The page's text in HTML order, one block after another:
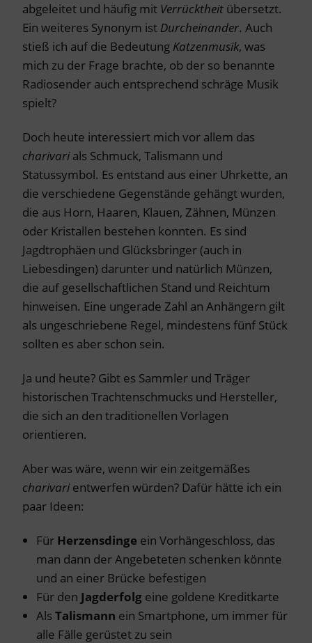
abgeleitet und häufig mit Verrücktheit übersetzt.
Ein weiteres Synonym ist Durcheinander. Auch
stieß ich auf die Bedeutung Katzenmusik, was
mich zu der Frage brachte, ob der so benannte
Radiosender auch entsprechend schräge Musik
spielt?
Doch heute interessiert mich vor allem das
charivarials Schmuck, Talismann und
Statussymbol. Es entstand aus einer Uhrkette, an
die verschiedene Gegenstände gehängt wurden,
die aus Horn, Haaren, Klauen, Zähnen, Münzen
oder Kristallen bestehen konnten. Es sind
Jagdtrophäen und Glücksbringer (auch in
Liebesdingen) darunter und natürlich Münzen,
die auf gesellschaftlichen Stand und Reichtum
hinweisen. Eine ungerade Zahl an Anhängern gilt
als ungeschriebene Regel, mindestens fünf Stück
sollten es aber schon sein.
Ja und heute? Gibt es Sammler und Träger
historischen Trachtenschmucks und Hersteller,
die sich an den traditionellen Vorlagen
orientieren.
Aber was wäre, wenn wir ein zeitgemäßes
charivarientwerfen würden? Dafür hätte ich ein
paar Ideen:
Für Herzensdinge ein Vorhängeschloss, das
man dann der Angebeteten schenken könnte
und an einer Brücke befestigen
Für den Jagderfolg eine goldene Kreditkarte
Als Talismann ein Smartphone, um immer für
alle Fälle gerüstet zu sein